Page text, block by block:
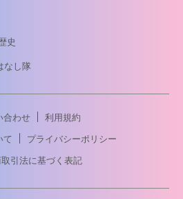
史
し隊
合わせ
利用規約
て
プライバシーポリシー
引法に基づく表記